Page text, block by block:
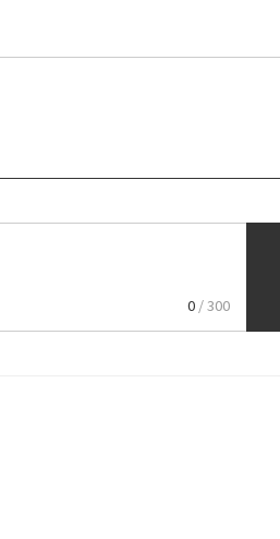
0 / 300